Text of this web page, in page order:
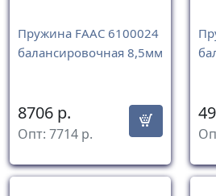
Пружина FAAC 6100024
балансировочная 8,5мм
8706 р.
Опт: 7714 р.